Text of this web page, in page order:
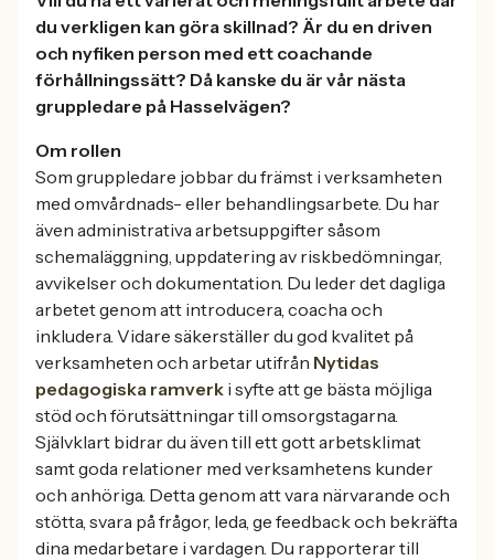
du verkligen kan göra skillnad? Är du en driven
och nyfiken person med ett coachande
förhållningssätt? Då kanske du är vår nästa
gruppledare på Hasselvägen?
Om rollen
Som gruppledare jobbar du främst i verksamheten
med omvårdnads- eller behandlingsarbete. Du har
även administrativa arbetsuppgifter såsom
schemaläggning, uppdatering av riskbedömningar,
avvikelser och dokumentation. Du leder det dagliga
arbetet genom att introducera, coacha och
inkludera. Vidare säkerställer du god kvalitet på
verksamheten och arbetar utifrån Nytidas
pedagogiska ramverk i syfte att ge bästa möjliga
stöd och förutsättningar till omsorgstagarna.
Självklart bidrar du även till ett gott arbetsklimat
samt goda relationer med verksamhetens kunder
och anhöriga. Detta genom att vara närvarande och
stötta, svara på frågor, leda, ge feedback och bekräfta
dina medarbetare i vardagen. Du rapporterar till